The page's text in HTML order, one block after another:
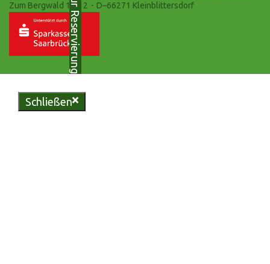
Zum Bergwald 10-12・D–66271 Kleinblittersdorf
Zur Reservierung
Schließen